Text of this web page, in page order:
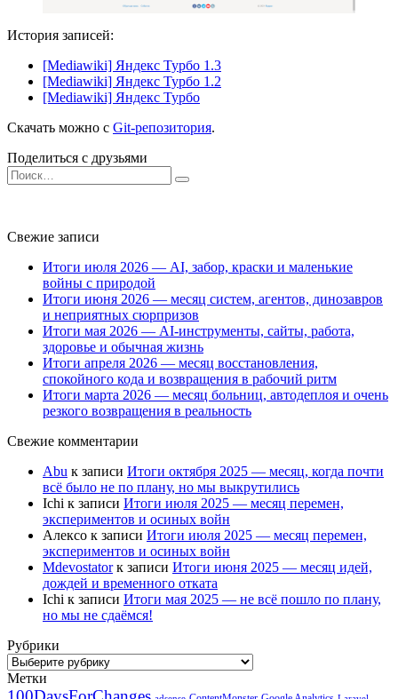
История записей:
[Mediawiki] Яндекс Турбо 1.3
[Mediawiki] Яндекс Турбо 1.2
[Mediawiki] Яндекс Турбо
Скачать можно с Git-репозитория.
Поделиться с друзьями
Search
for:
Свежие записи
Итоги июля 2026 — AI, забор, краски и маленькие
войны с природой
Итоги июня 2026 — месяц систем, агентов, динозавров
и неприятных сюрпризов
Итоги мая 2026 — AI-инструменты, сайты, работа,
здоровье и обычная жизнь
Итоги апреля 2026 — месяц восстановления,
спокойного кода и возвращения в рабочий ритм
Итоги марта 2026 — месяц больниц, автодеплоя и очень
резкого возвращения в реальность
Свежие комментарии
Abu к записи Итоги октября 2025 — месяц, когда почти
всё было не по плану, но мы выкрутились
Ichi к записи Итоги июля 2025 — месяц перемен,
экспериментов и осиных войн
Алексо к записи Итоги июля 2025 — месяц перемен,
экспериментов и осиных войн
Mdevostatorк записи Итоги июня 2025 — месяц идей,
дождей и временного отката
Ichi к записи Итоги мая 2025 — не всё пошло по плану,
но мы не сдаёмся!
Рубрики
Рубрики
Метки